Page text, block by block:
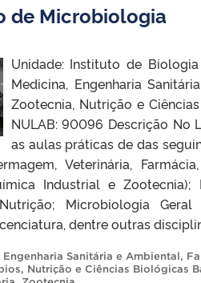
de Microbiologia
Unidade: Instituto de Biologia
Medicina, Engenharia
Zootecnia, Nutrição e
NULAB: 90096 Descrição No
as aulas práticas de das
Veterinária,
Industrial e
Microbiologia
dentre outras
Engenharia Sanitária e Ambiental,
, Nutrição e Ciências Biológicas